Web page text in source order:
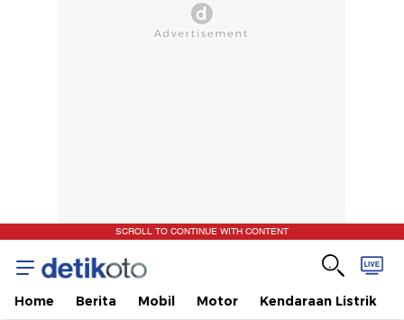
SCROLL TO CONTINUE WITH CONTENT
Home Berita Mobil Motor Kendaraan Listrik